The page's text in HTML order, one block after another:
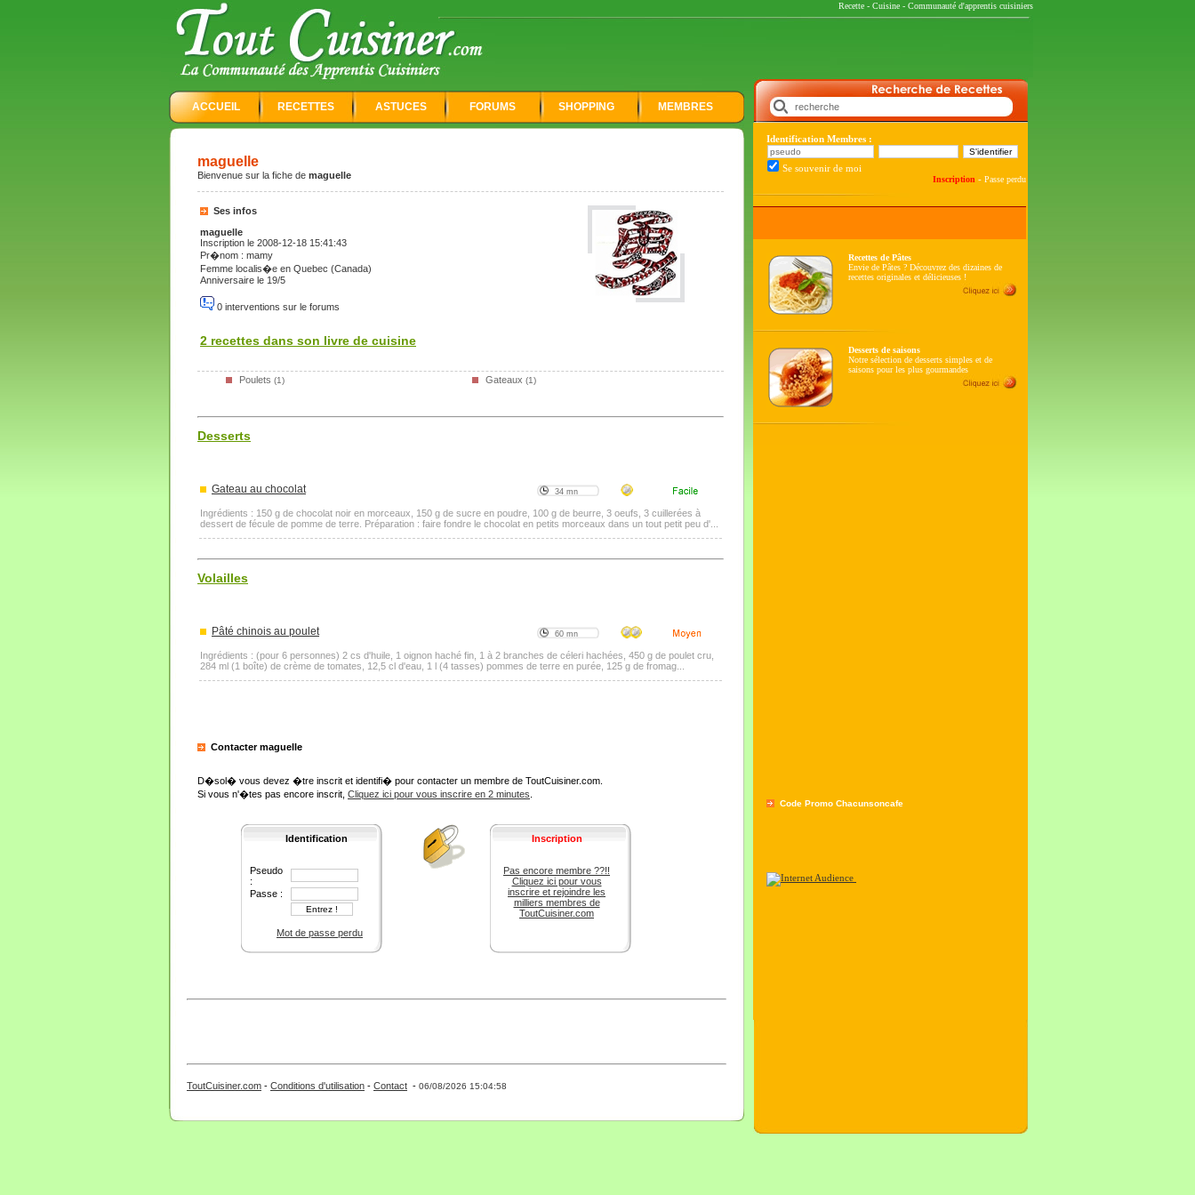
Recette - Cuisine - Communauté d'apprentis cuisiniers
ACCUEIL RECETTES ASTUCES FORUMS SHOPPING MEMBRES
Identification Membres :
Se souvenir de moi
Inscription - Passe perdu
Recettes de Pâtes
Envie de Pâtes ? Découvrez des dizaines de
recettes originales et délicieuses !
Desserts de saisons
Notre sélection de desserts simples et de
saisons pour les plus gourmandes
maguelle
Bienvenue sur la fiche de maguelle
Ses infos
maguelle
Inscription le 2008-12-18 15:41:43
Pr�nom : mamy
Femme localis�e en Quebec (Canada)
Anniversaire le 19/5
0 interventions sur le forums
2 recettes dans son livre de cuisine
Poulets (1) Gateaux (1)
Desserts
Gateau au chocolat 34 mn
Ingrédients : 150 g de chocolat noir en morceaux, 150 g de sucre en poudre, 100 g de beurre, 3 oeufs, 3 cuillerées à
dessert de fécule de pomme de terre. Préparation : faire fondre le chocolat en petits morceaux dans un tout petit peu d'...
Volailles
Pâté chinois au poulet 60 mn
Ingrédients : (pour 6 personnes) 2 cs d'huile, 1 oignon haché fin, 1 à 2 branches de céleri hachées, 450 g de poulet cru,
284 ml (1 boîte) de crème de tomates, 12,5 cl d'eau, 1 l (4 tasses) pommes de terre en purée, 125 g de fromag...
Contacter maguelle
D�sol� vous devez �tre inscrit et identifi� pour contacter un membre de ToutCuisiner.com.
Si vous n'�tes pas encore inscrit, Cliquez ici pour vous inscrire en 2 minutes.
Identification
Pseudo
:
Passe :
Mot de passe perdu
Inscription
Pas encore membre ??!!
Cliquez ici pour vous
inscrire et rejoindre les
milliers membres de
ToutCuisiner.com
ToutCuisiner.com - Conditions d'utilisation - Contact - 06/08/2026 15:04:58
Code Promo Chacunsoncafe